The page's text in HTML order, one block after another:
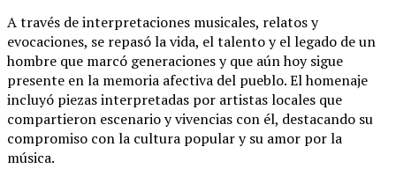
A través de interpretaciones musicales, relatos y
evocaciones, se repasó la vida, el talento y el legado de un
hombre que marcó generaciones y que aún hoy sigue
presente en la memoria afectiva del pueblo. El homenaje
incluyó piezas interpretadas por artistas locales que
compartieron escenario y vivencias con él, destacando su
compromiso con la cultura popular y su amor por la
música.